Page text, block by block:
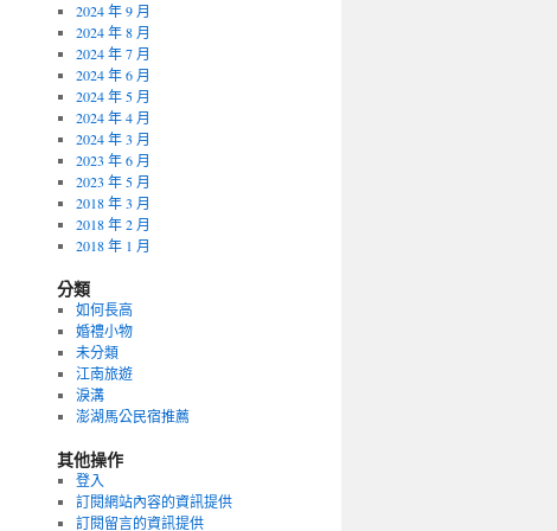
2024 年 9 月
2024 年 8 月
2024 年 7 月
2024 年 6 月
2024 年 5 月
2024 年 4 月
2024 年 3 月
2023 年 6 月
2023 年 5 月
2018 年 3 月
2018 年 2 月
2018 年 1 月
分類
如何長高
婚禮小物
未分類
江南旅遊
淚溝
澎湖馬公民宿推薦
其他操作
登入
訂閱網站內容的資訊提供
訂閱留言的資訊提供